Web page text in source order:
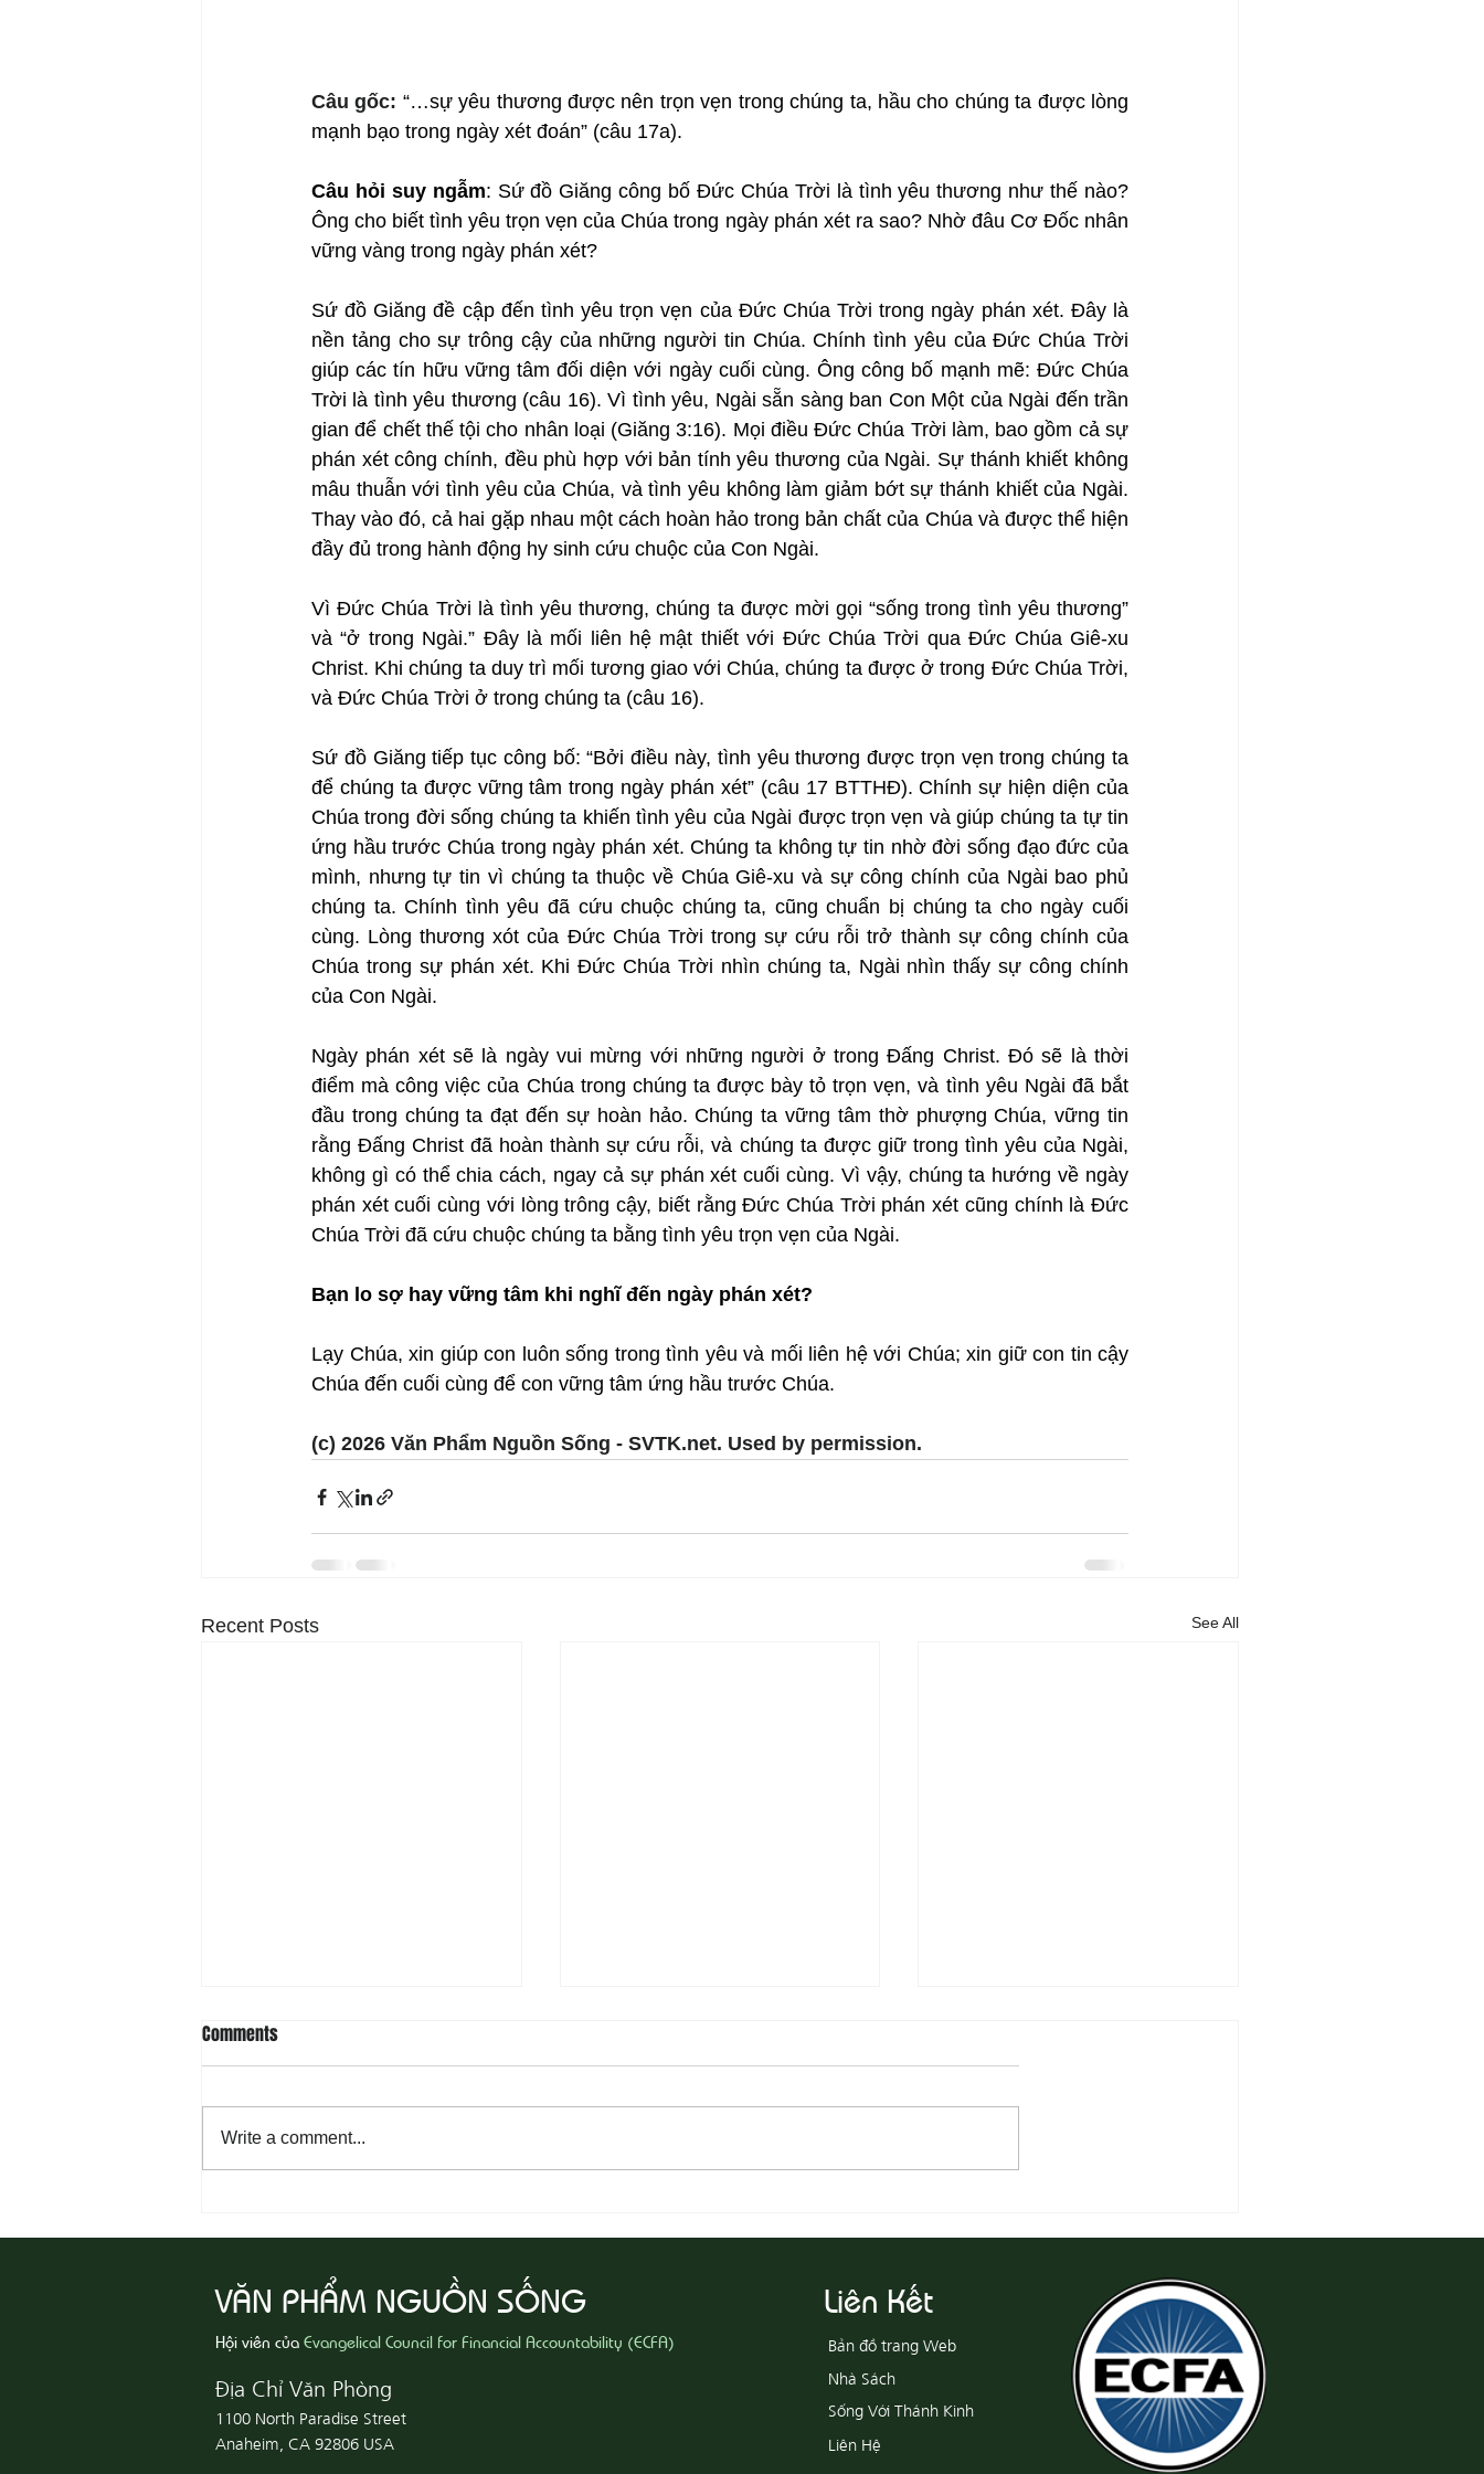
Câu gốc: “…sự yêu thương được nên trọn vẹn trong chúng ta, hầu cho chúng ta được lòng
mạnh bạo trong ngày xét đoán” (câu 17a).
Câu hỏi suy ngẫm: Sứ đồ Giăng công bố Đức Chúa Trời là tình yêu thương như thế nào?
Ông cho biết tình yêu trọn vẹn của Chúa trong ngày phán xét ra sao? Nhờ đâu Cơ Đốc nhân
vững vàng trong ngày phán xét?
Sứ đồ Giăng đề cập đến tình yêu trọn vẹn của Đức Chúa Trời trong ngày phán xét. Đây là
nền tảng cho sự trông cậy của những người tin Chúa. Chính tình yêu của Đức Chúa Trời
giúp các tín hữu vững tâm đối diện với ngày cuối cùng. Ông công bố mạnh mẽ: Đức Chúa
Trời là tình yêu thương (câu 16). Vì tình yêu, Ngài sẵn sàng ban Con Một của Ngài đến trần
gian để chết thế tội cho nhân loại (Giăng 3:16). Mọi điều Đức Chúa Trời làm, bao gồm cả sự
phán xét công chính, đều phù hợp với bản tính yêu thương của Ngài. Sự thánh khiết không
mâu thuẫn với tình yêu của Chúa, và tình yêu không làm giảm bớt sự thánh khiết của Ngài.
Thay vào đó, cả hai gặp nhau một cách hoàn hảo trong bản chất của Chúa và được thể hiện
đầy đủ trong hành động hy sinh cứu chuộc của Con Ngài.
Vì Đức Chúa Trời là tình yêu thương, chúng ta được mời gọi “sống trong tình yêu thương”
và “ở trong Ngài.” Đây là mối liên hệ mật thiết với Đức Chúa Trời qua Đức Chúa Giê-xu
Christ. Khi chúng ta duy trì mối tương giao với Chúa, chúng ta được ở trong Đức Chúa Trời,
và Đức Chúa Trời ở trong chúng ta (câu 16).
Sứ đồ Giăng tiếp tục công bố: “Bởi điều này, tình yêu thương được trọn vẹn trong chúng ta
để chúng ta được vững tâm trong ngày phán xét” (câu 17 BTTHĐ). Chính sự hiện diện của
Chúa trong đời sống chúng ta khiến tình yêu của Ngài được trọn vẹn và giúp chúng ta tự tin
ứng hầu trước Chúa trong ngày phán xét. Chúng ta không tự tin nhờ đời sống đạo đức của
mình, nhưng tự tin vì chúng ta thuộc về Chúa Giê-xu và sự công chính của Ngài bao phủ
chúng ta. Chính tình yêu đã cứu chuộc chúng ta, cũng chuẩn bị chúng ta cho ngày cuối
cùng. Lòng thương xót của Đức Chúa Trời trong sự cứu rỗi trở thành sự công chính của
Chúa trong sự phán xét. Khi Đức Chúa Trời nhìn chúng ta, Ngài nhìn thấy sự công chính
của Con Ngài.
Ngày phán xét sẽ là ngày vui mừng với những người ở trong Đấng Christ. Đó sẽ là thời
điểm mà công việc của Chúa trong chúng ta được bày tỏ trọn vẹn, và tình yêu Ngài đã bắt
đầu trong chúng ta đạt đến sự hoàn hảo. Chúng ta vững tâm thờ phượng Chúa, vững tin
rằng Đấng Christ đã hoàn thành sự cứu rỗi, và chúng ta được giữ trong tình yêu của Ngài,
không gì có thể chia cách, ngay cả sự phán xét cuối cùng. Vì vậy, chúng ta hướng về ngày
phán xét cuối cùng với lòng trông cậy, biết rằng Đức Chúa Trời phán xét cũng chính là Đức
Chúa Trời đã cứu chuộc chúng ta bằng tình yêu trọn vẹn của Ngài.
Bạn lo sợ hay vững tâm khi nghĩ đến ngày phán xét?
Lạy Chúa, xin giúp con luôn sống trong tình yêu và mối liên hệ với Chúa; xin giữ con tin cậy
Chúa đến cuối cùng để con vững tâm ứng hầu trước Chúa.
(c) 2026 Văn Phẩm Nguồn Sống - SVTK.net. Used by permission.
Recent Posts See All
Ác
Comments
Write a comment...
VĂN PHẨM NGUỒN SỐNG
Hội viên củaEvangelical Council for Financial Accountability (ECFA)
Địa Chỉ Văn Phòng
1100 North Paradise Street
Anaheim, CA 92806 USA
Liên Kết
Bản đồ trang Web
Nhà Sách
Sống Với Thánh Kinh
Liên Hệ